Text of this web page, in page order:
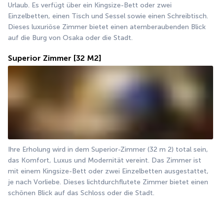
Urlaub. Es verfügt über ein Kingsize-Bett oder zwei
Einzelbetten, einen Tisch und Sessel sowie einen Schreibtisch.
Dieses luxuriöse Zimmer bietet einen atemberaubenden Blick
auf die Burg von Osaka oder die Stadt.
Superior Zimmer [32 M2]
Ihre Erholung wird in dem Superior-Zimmer (32 m 2) total sein,
das Komfort, Luxus und Modernität vereint. Das Zimmer ist
mit einem Kingsize-Bett oder zwei Einzelbetten ausgestattet,
je nach Vorliebe. Dieses lichtdurchflutete Zimmer bietet einen
schönen Blick auf das Schloss oder die Stadt.